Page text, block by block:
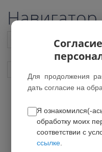
Навигатор
Список
природы
*Нет действующих
Для продолжения
дать согласие на
Я ознакомился(-
обработку моих
соответствии с
ссылке